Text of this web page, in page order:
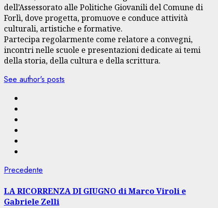
dell’Assessorato alle Politiche Giovanili del Comune di
Forlì, dove progetta, promuove e conduce attività
culturali, artistiche e formative.
Partecipa regolarmente come relatore a convegni,
incontri nelle scuole e presentazioni dedicate ai temi
della storia, della cultura e della scrittura.
See author's posts
Navigazione
articolo
Precedente
LA RICORRENZA DI GIUGNO di Marco Viroli e
Gabriele Zelli